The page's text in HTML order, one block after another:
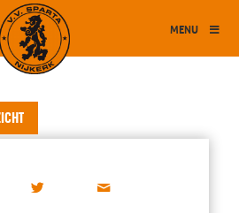
MENU